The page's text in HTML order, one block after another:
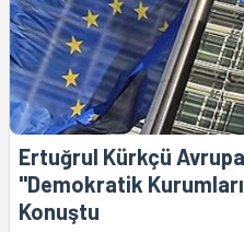
Ertuğrul Kürkçü
"Demokratik
Konuştu